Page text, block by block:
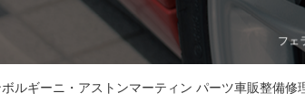
フェ
ルギーニ・アストンマーティン パーツ車販整備修